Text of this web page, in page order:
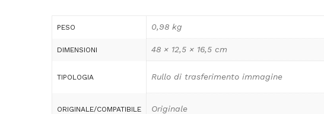
PESO 0,98 kg
DIMENSIONI 48 × 12,5 × 16,5 cm
TIPOLOGIA Rullo di trasferimento immagine
ORIGINALE/COMPATIBILE Originale